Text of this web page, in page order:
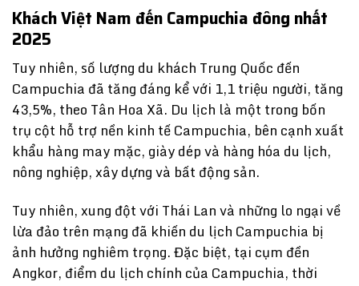
Khách Việt Nam đến Campuchia đông nhất
2025
Tuy nhiên, số lượng du khách Trung Quốc đến
Campuchia đã tăng đáng kể với 1,1 triệu người, tăng
43,5%, theo Tân Hoa Xã. Du lịch là một trong bốn
trụ cột hỗ trợ nền kinh tế Campuchia, bên cạnh xuất
khẩu hàng may mặc, giày dép và hàng hóa du lịch,
nông nghiệp, xây dựng và bất động sản.
Tuy nhiên, xung đột với Thái Lan và những lo ngại về
lừa đảo trên mạng đã khiến du lịch Campuchia bị
ảnh hưởng nghiêm trọng. Đặc biệt, tại cụm đền
Angkor, điểm du lịch chính của Campuchia, thời